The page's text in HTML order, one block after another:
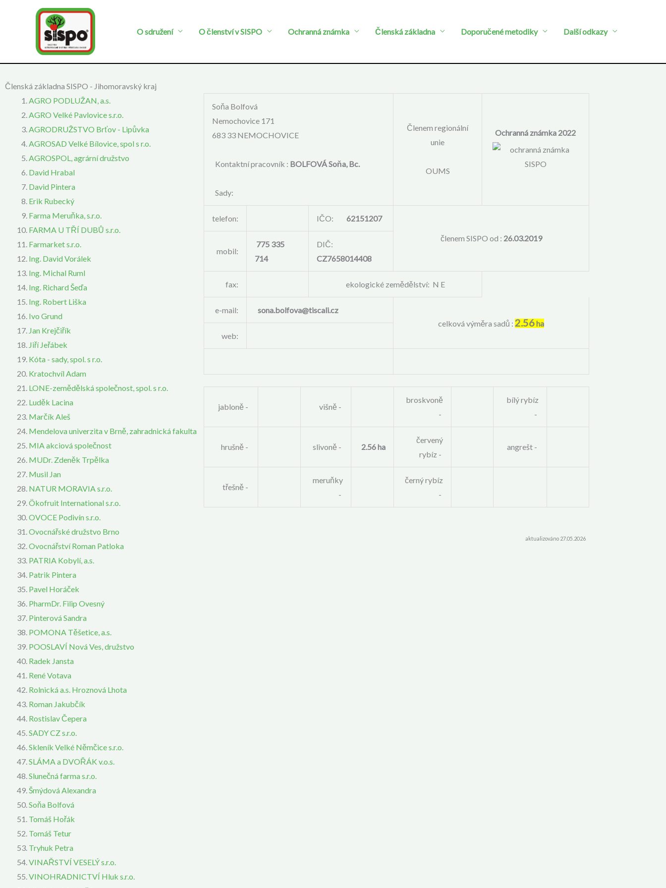
O sdružení O členství v SISPO Ochranná známka Členská základna Doporučené metodiky Další odkazy
Členská základna SISPO - Jihomoravský kraj
AGRO PODLUŽAN, a.s.
AGRO Velké Pavlovice s.r.o.
AGRODRUŽSTVO Brťov - Lipůvka
AGROSAD Velké Bílovice, spol s r.o.
AGROSPOL, agrární družstvo
David Hrabal
David Pintera
Erik Rubecký
Farma Meruňka, s.r.o.
FARMA U TŘÍ DUBŮ s.r.o.
Farmarket s.r.o.
Ing. David Vorálek
Ing. Michal Ruml
Ing. Richard Šeďa
Ing. Robert Liška
Ivo Grund
Jan Krejčiřík
Jiří Jeřábek
Kóta - sady, spol. s r.o.
Kratochvíl Adam
LONE-zemědělská společnost, spol. s r.o.
Luděk Lacina
Marčík Aleš
Mendelova univerzita v Brně, zahradnická fakulta
MIA akciová společnost
MUDr. Zdeněk Trpělka
Musil Jan
NATUR MORAVIA s.r.o.
Ökofruit International s.r.o.
OVOCE Podivín s.r.o.
Ovocnářské družstvo Brno
Ovocnářství Roman Patloka
PATRIA Kobylí, a.s.
Patrik Pintera
Pavel Horáček
PharmDr. Filip Ovesný
Pinterová Sandra
POMONA Těšetice, a.s.
POOSLAVÍ Nová Ves, družstvo
Radek Jansta
René Votava
Rolnická a.s. Hroznová Lhota
Roman Jakubčík
Rostislav Čepera
SADY CZ s.r.o.
Skleník Velké Němčice s.r.o.
SLÁMA a DVOŘÁK v.o.s.
Slunečná farma s.r.o.
Šmýdová Alexandra
Soňa Bolfová
Tomáš Hořák
Tomáš Tetur
Tryhuk Petra
VINAŘSTVÍ VESELÝ s.r.o.
VINOHRADNICTVÍ Hluk s.r.o.
Soňa Bolfová
Nemochovice 171
683 33 NEMOCHOVICE
Kontaktní pracovník : BOLFOVÁ Soňa, Bc.
Sady:
Členem regionální
unie
OUMS
Ochranná známka 2022
telefon: IČO: 62151207
členem SISPO od : 26.03.2019
mobil:
775 335
714
DIČ:
CZ7658014408
fax: ekologické zemědělství: N E
e-mail:
sona.bolfova@tiscali.cz
celková výměra sadů : 2.56ha
web:
jabloně - višně -
broskvoně
-
bílý rybíz
-
hrušně - slivoně - 2.56 ha
červený
rybíz -
angrešt -
třešně -
meruňky
-
černý rybíz
-
aktualizováno 27.05.2026